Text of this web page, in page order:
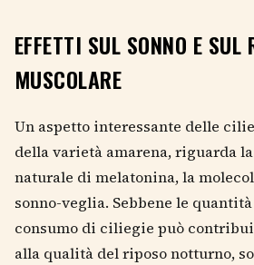
EFFETTI SUL SONNO E SUL
MUSCOLARE
Un aspetto interessante delle
della varietà amarena, riguarda
naturale di melatonina, la
sonno-veglia. Sebbene le
consumo di ciliegie può
alla qualità del riposo notturno,